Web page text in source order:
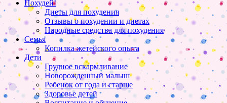
Похудей!
Диеты для похудения
Отзывы о похудении и диетах
Народные средства для похудения
Семья
Копилка жетейского опыта
Дети
Грудное вскармливание
Новорожденный малыш
Ребенок от года и старше
Здоровье детей